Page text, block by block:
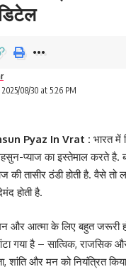
08/30 at 5:26 PM
Pyaz In Vrat : भारत में
प्याज का इस्तेमाल करते है.
की तासीर ठंडी होती है. वैसे तो
होती है.
और आत्मा के लिए बहुत जरूरी
गया है – सात्विक, राजसिक
शांति और मन को नियंत्रित